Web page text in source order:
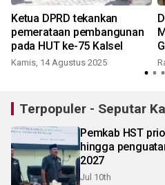
Ketua DPRD tekankan
pemerataan pembangunan
pada HUT ke-75 Kalsel
Kamis, 14 Agustus 2025
Terpopuler - Seputar
Pemkab HST
hingga
2027
Jul 10th